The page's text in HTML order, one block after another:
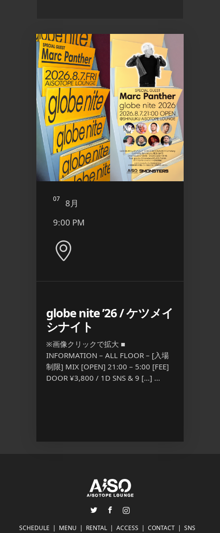
07
8月
9:00 PM
globe nite ’26 / ケツメイ
シナイト
※画像クリックで拡大 ■
INFORMATION – ALL FLOOR – [入場
制限] MIX [OPEN] 21:00 – 5:00 [FEE]
DOOR ¥3,800 / 1D SNS & 9 […] ...
Instagram
SCHEDULE MENU RENTAL ACCESS CONTACT SNS